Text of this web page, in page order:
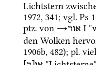
Lichtstern
1972, 341; vgl. Ps
ptz. von →אור ‎ I
den Wolken
1906b, 482); pl.